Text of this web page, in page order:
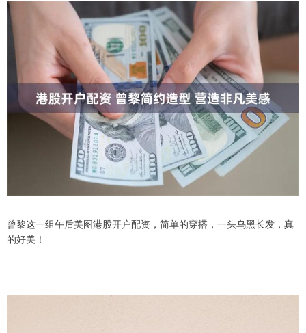
曾黎这一组午后美图港股开户配资，简单的穿搭，一头乌黑长发，真
的好美！